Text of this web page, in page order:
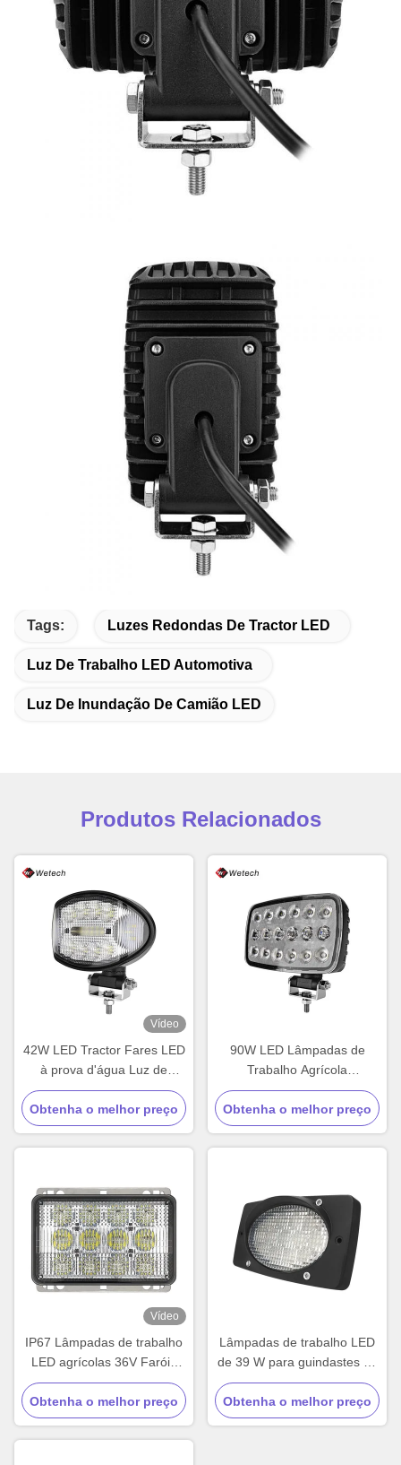
Tags: Luzes Redondas De Tractor LED
Luz De Trabalho LED Automotiva
Luz De Inundação De Camião LED
Produtos Relacionados
Vídeo
42W LED Tractor Fares LED
à prova d'água Luz de
trabalho personalizado com
base rotativa ajustável
Obtenha o melhor preço
90W LED Lâmpadas de
Trabalho Agrícola
Personalizado Automóvel
LED Luz de Trabalho IP67
Bracket ajustável
Obtenha o melhor preço
Vídeo
IP67 Lâmpadas de trabalho
LED agrícolas 36V Faróis
LED universais 60W
Obtenha o melhor preço
Lâmpadas de trabalho LED
de 39 W para guindastes de
tractores fora de estrada
Obtenha o melhor preço